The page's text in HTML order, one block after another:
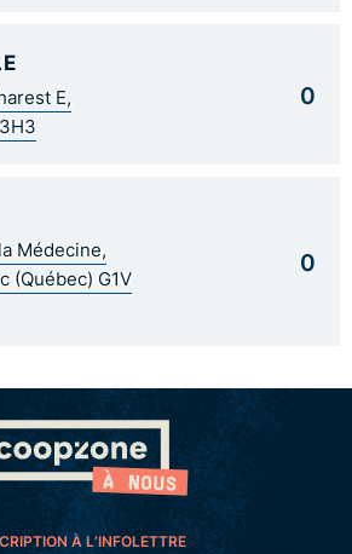
E,
0
Médecine,
(Québec) G1V
0
À L’INFOLETTRE